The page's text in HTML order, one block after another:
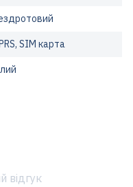
SIM карта
відгук